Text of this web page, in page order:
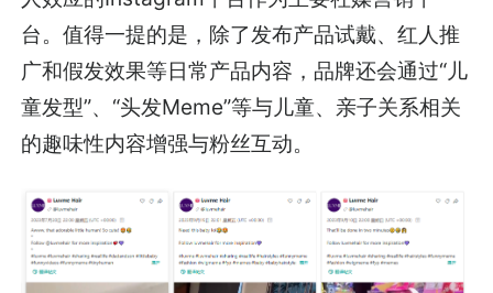
台。值得一提的是，除了发布产品试戴、红人推
广和假发效果等日常产品内容，品牌还会通过“儿
童发型”、“头发Meme”等与儿童、亲子关系相关
的趣味性内容增强与粉丝互动。